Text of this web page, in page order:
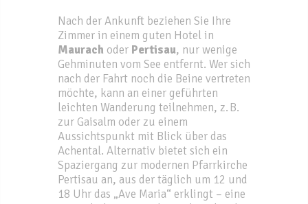
Nach der Ankunft beziehen Sie Ihre
Zimmer in einem guten Hotel in
Maurach oder Pertisau, nur wenige
Gehminuten vom See entfernt. Wer sich
nach der Fahrt noch die Beine vertreten
möchte, kann an einer geführten
leichten Wanderung teilnehmen, z. B.
zur Gaisalm oder zu einem
Aussichtspunkt mit Blick über das
Achental. Alternativ bietet sich ein
Spaziergang zur modernen Pfarrkirche
Pertisau an, aus der täglich um 12 und
18 Uhr das „Ave Maria“ erklingt – eine